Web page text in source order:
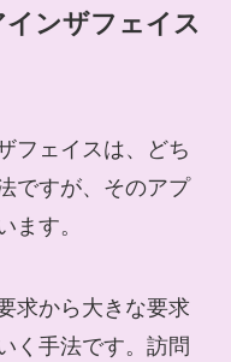
ンザフェイス
フェイスは、どち
ですが、そのアプ
ます。
求から大きな要求
く手法です。訪問